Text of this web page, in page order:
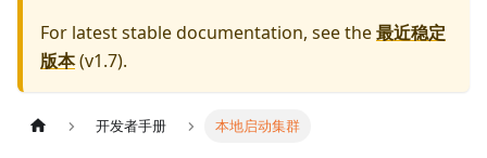
For latest stable documentation, see the最近稳定
版本(v1.7).
开发者手册 本地启动集群